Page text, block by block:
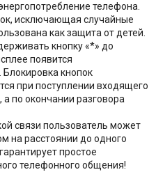
телефона.
исключающая случайные
как защита от детей.
кнопку «*» до
появится
кнопок
при поступлении входящего
по окончании разговора
связи пользователь может
на расстоянии до одного
простое
телефонного общения!